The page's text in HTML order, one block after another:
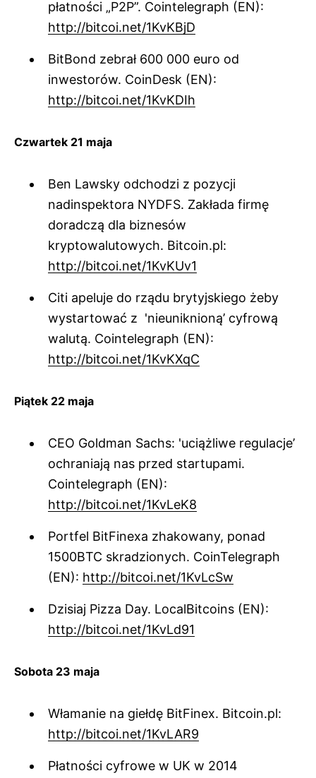
płatności „P2P”. Cointelegraph (EN):
http://bitcoi.net/1KvKBjD
BitBond zebrał 600 000 euro od
inwestorów. CoinDesk (EN):
http://bitcoi.net/1KvKDIh
Czwartek 21 maja
Ben Lawsky odchodzi z pozycji
nadinspektora NYDFS. Zakłada firmę
doradczą dla biznesów
kryptowalutowych. Bitcoin.pl:
http://bitcoi.net/1KvKUv1
Citi apeluje do rządu brytyjskiego żeby
wystartować z 'nieuniknioną’ cyfrową
walutą. Cointelegraph (EN):
http://bitcoi.net/1KvKXqC
Piątek 22 maja
CEO Goldman Sachs: 'uciążliwe regulacje’
ochraniają nas przed startupami.
Cointelegraph (EN):
http://bitcoi.net/1KvLeK8
Portfel BitFinexa zhakowany, ponad
1500BTC skradzionych. CoinTelegraph
(EN): http://bitcoi.net/1KvLcSw
Dzisiaj Pizza Day. LocalBitcoins (EN):
http://bitcoi.net/1KvLd91
Sobota 23 maja
Włamanie na giełdę BitFinex. Bitcoin.pl:
http://bitcoi.net/1KvLAR9
Płatności cyfrowe w UK w 2014